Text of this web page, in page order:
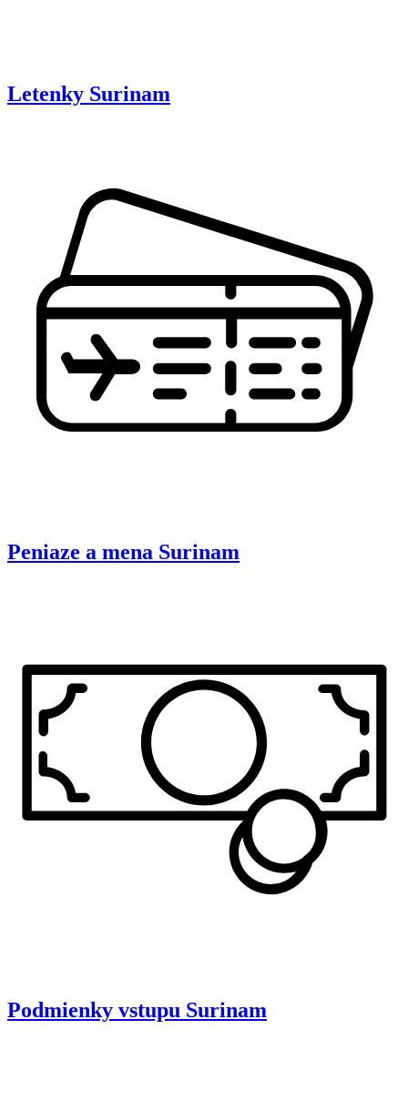
Letenky Surinam
Peniaze a mena Surinam
Podmienky vstupu Surinam